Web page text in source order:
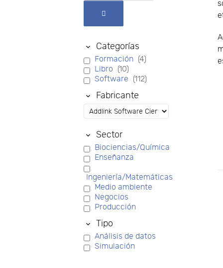
Categorías
Formación (4)
Libro (10)
Software (112)
Fabricante
Sector
Biociencias/Química
Enseñanza
Ingeniería/Matemáticas
Medio ambiente
Negocios
Producción
Tipo
Análisis de datos
Simulación